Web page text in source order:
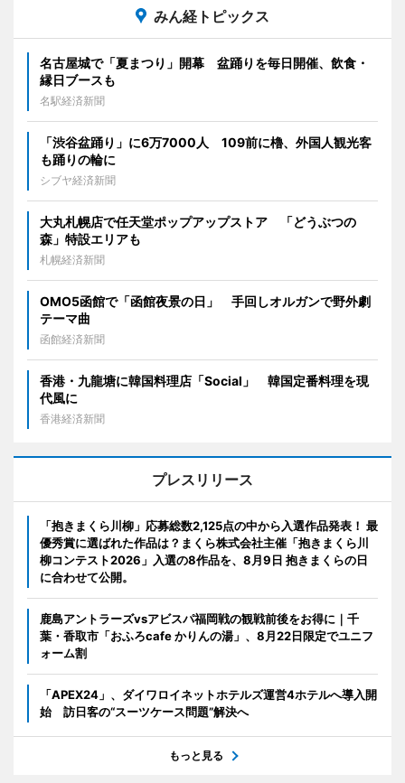
みん経トピックス
名古屋城で「夏まつり」開幕 盆踊りを毎日開催、飲食・
縁日ブースも
名駅経済新聞
「渋谷盆踊り」に6万7000人 109前に櫓、外国人観光客
も踊りの輪に
シブヤ経済新聞
大丸札幌店で任天堂ポップアップストア 「どうぶつの
森」特設エリアも
札幌経済新聞
OMO5函館で「函館夜景の日」 手回しオルガンで野外劇
テーマ曲
函館経済新聞
香港・九龍塘に韓国料理店「Social」 韓国定番料理を現
代風に
香港経済新聞
プレスリリース
「抱きまくら川柳」応募総数2,125点の中から入選作品発表！ 最
優秀賞に選ばれた作品は？まくら株式会社主催「抱きまくら川
柳コンテスト2026」入選の8作品を、8月9日 抱きまくらの日
に合わせて公開。
鹿島アントラーズvsアビスパ福岡戦の観戦前後をお得に｜千
葉・香取市「おふろcafe かりんの湯」、8月22日限定でユニフ
ォーム割
「APEX24」、ダイワロイネットホテルズ運営4ホテルへ導入開
始 訪日客の“スーツケース問題”解決へ
もっと見る